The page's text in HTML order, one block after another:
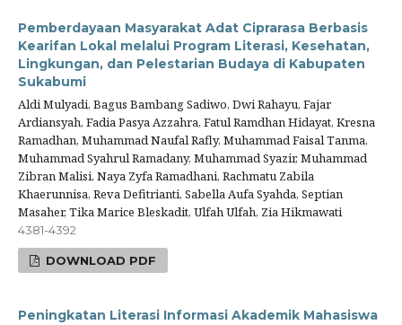
Pemberdayaan Masyarakat Adat Ciprarasa Berbasis
Kearifan Lokal melalui Program Literasi, Kesehatan,
Lingkungan, dan Pelestarian Budaya di Kabupaten
Sukabumi
Aldi Mulyadi, Bagus Bambang Sadiwo, Dwi Rahayu, Fajar
Ardiansyah, Fadia Pasya Azzahra, Fatul Ramdhan Hidayat, Kresna
Ramadhan, Muhammad Naufal Rafly, Muhammad Faisal Tanma,
Muhammad Syahrul Ramadany, Muhammad Syazir, Muhammad
Zibran Malisi, Naya Zyfa Ramadhani, Rachmatu Zabila
Khaerunnisa, Reva Defitrianti, Sabella Aufa Syahda, Septian
Masaher, Tika Marice Bleskadit, Ulfah Ulfah, Zia Hikmawati
4381-4392
DOWNLOAD PDF
Peningkatan Literasi Informasi Akademik Mahasiswa